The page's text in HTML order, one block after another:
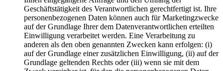
Geschäftstätigkeit des Verantwortlichen gerechtfertigt ist. Ihre
personenbezogenen Daten können auch für Marketingzwecke
auf der Grundlage Ihrer dem Datenverantwortlichen erteilten
Einwilligung verarbeitet werden. Eine Verarbeitung zu
anderen als den oben genannten Zwecken kann erfolgen: (i)
auf der Grundlage einer zusätzlichen Einwilligung, (ii) auf der
Grundlage geltenden Rechts oder (iii) wenn sie mit dem